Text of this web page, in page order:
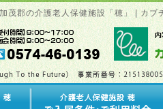
茂郡の介護老人保健施設「穂」 | カ